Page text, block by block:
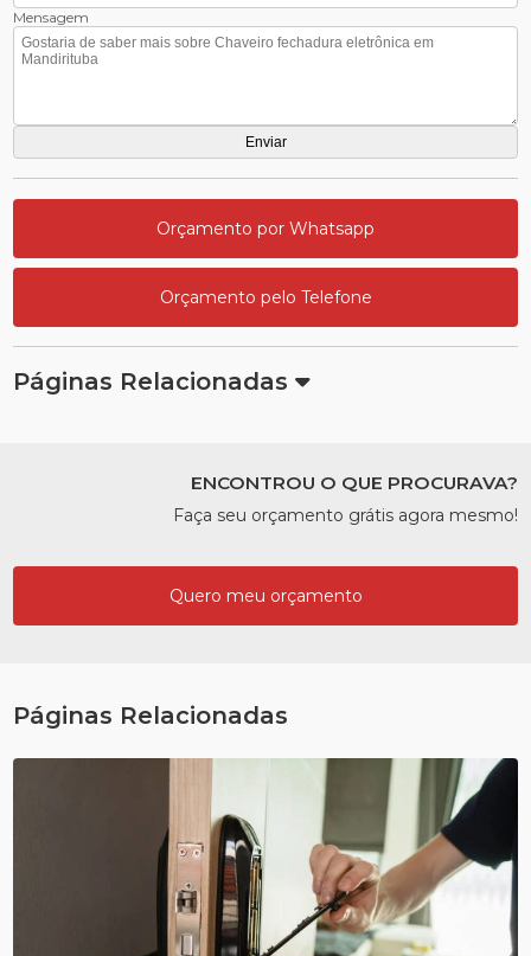
Mensagem
Orçamento por Whatsapp
Orçamento pelo Telefone
Páginas Relacionadas
ENCONTROU O QUE PROCURAVA?
Faça seu orçamento grátis agora mesmo!
Quero meu orçamento
Páginas Relacionadas